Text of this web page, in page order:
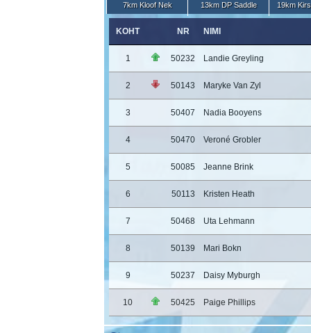
7km Kloof Nek
13km DP Saddle 19km
KOHT NR NIMI
1 50232 Landie Greyling
2 50143 Maryke Van Zyl
3 50407 Nadia Booyens
4 50470 Veroné Grobler
5 50085 Jeanne Brink
6 50113 Kristen Heath
7 50468 Uta Lehmann
8 50139 Mari Bokn
9 50237 Daisy Myburgh
10 50425 Paige Phillips